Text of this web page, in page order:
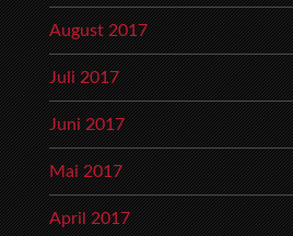
August 2017
Juli 2017
Juni 2017
Mai 2017
April 2017